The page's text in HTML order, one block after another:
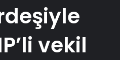
vekil